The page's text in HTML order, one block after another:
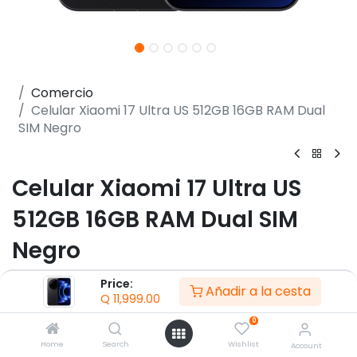
Price:
Q 11,999.00 Añadir a la cesta
Home Search
0
Wishlist Account
Comercio
Celular Xiaomi 17 Ultra US 512GB 16GB RAM Dual
SIM Negro
Celular Xiaomi 17 Ultra US
512GB 16GB RAM Dual SIM
Negro
(0 reseña)
- Pantalla OLED Xiaomi HyperRGB de 6.9"
- Resolución de 2608×1200 Xiaomi HyperRGB
- Tasa de actualización de 1-120Hz